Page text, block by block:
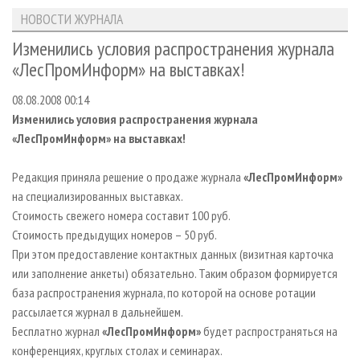
ЛЕСОЗАГОТОВКА
ЛЕСОПИЛЕНИЕ
СУШКА ДРЕВЕСИНЫ
ПРОИЗВОДСТВО ДРЕВЕСНЫХ ПЛИТ
ПРОИЗВОДСТВО МЕБЕЛИ
БИОЭНЕРГЕТИКА
ЦБП
ИНСТРУМЕНТ И МАТЕРИАЛЫ
НОВОСТИ ЛПК
НОВОСТИ ЖУРНАЛА
ПРОЕКТЫ ЛПИ
АНАЛИТИКА
ПРЕДПРИЯТИЯ ЛПК
ПЕРСОНЫ
МОБИЛЬНЫЕ ВЫСТАВКИ
ПРИОРИТЕТНЫЕ ИНВЕСТПРОЕКТЫ
RUSSIAN FORESTRY REVIEW
ГАЗЕТА ЛЕСПРОМФОРУМ
БИБЛИОТЕКА СПЕЦИАЛИСТА
АРХИВ ЖУРНАЛОВ
О ЖУРНАЛЕ
ПОДПИСКА
КОНТАКТЫ
РЕКЛАМОДАТЕЛЯМ
РЕКЛАМА
РЕКЛАМА НА САЙТЕ
НОВОСТИ ЖУРНАЛА
Изменились условия распространения журнала
«ЛесПромИнформ» на выставках!
08.08.2008 00:14
Изменились условия распространения журнала
«ЛесПромИнформ» на выставках!
Редакция приняла решение о продаже журнала «ЛесПромИнформ»
на специализированных выставках.
Стоимость свежего номера составит 100 руб.
Стоимость предыдущих номеров – 50 руб.
При этом предоставление контактных данных (визитная карточка
или заполнение анкеты) обязательно. Таким образом формируется
база распространения журнала, по которой на основе ротации
рассылается журнал в дальнейшем.
Бесплатно журнал «ЛесПромИнформ»будет распространяться на
конференциях, круглых столах и семинарах.